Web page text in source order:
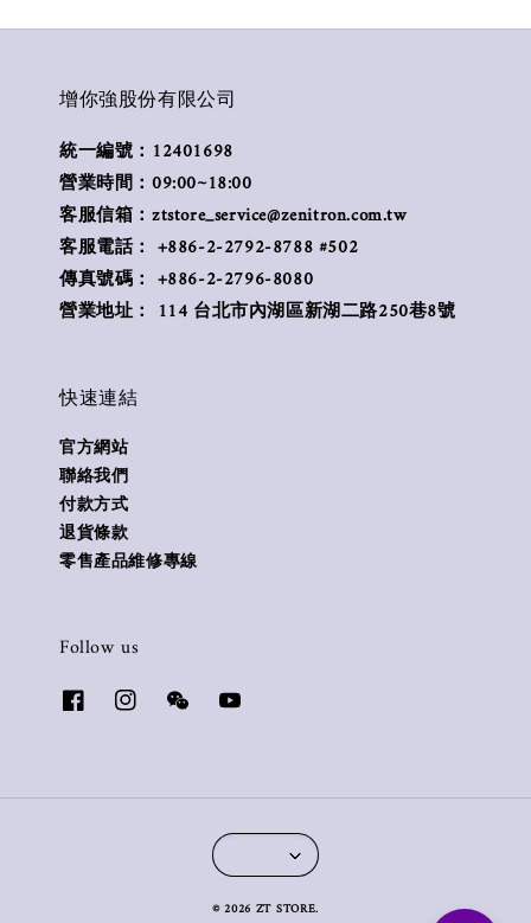
增你強股份有限公司
統一編號：12401698
營業時間：09:00~18:00
客服信箱：ztstore_service@zenitron.com.tw
客服電話： +886-2-2792-8788 #502
傳真號碼： +886-2-2796-8080
營業地址： 114 台北市內湖區新湖二路250巷8號
快速連結
官方網站
聯絡我們
付款方式
退貨條款
零售產品維修專線
Follow us
© 2026 ZT STORE.